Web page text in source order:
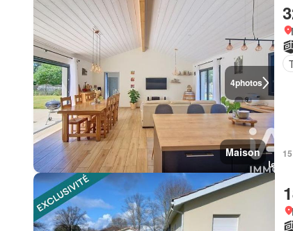
4photos
Maison